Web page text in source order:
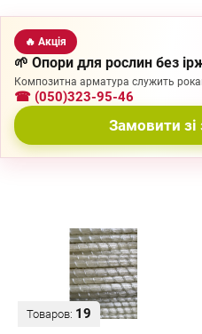
🔥 Акція
🌱 Опори для рослин без
Композитна арматура служить
☎ (050)323-95-46
Замовити
Товаров: 19